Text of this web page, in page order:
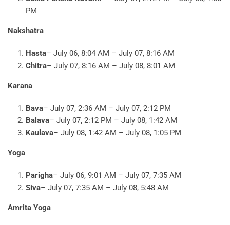
PM
Nakshatra
Hasta– July 06, 8:04 AM – July 07, 8:16 AM
Chitra– July 07, 8:16 AM – July 08, 8:01 AM
Karana
Bava– July 07, 2:36 AM – July 07, 2:12 PM
Balava– July 07, 2:12 PM – July 08, 1:42 AM
Kaulava– July 08, 1:42 AM – July 08, 1:05 PM
Yoga
Parigha– July 06, 9:01 AM – July 07, 7:35 AM
Siva– July 07, 7:35 AM – July 08, 5:48 AM
Amrita Yoga